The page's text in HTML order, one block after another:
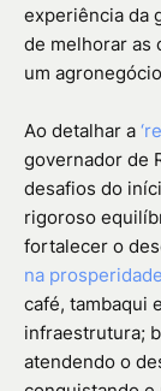
experiência da
de melhorar as
um
Ao detalhar a
governador de
desafios do
rigoroso
fortalecer o
na
café, tambaqui
infraestrutura;
atendendo o